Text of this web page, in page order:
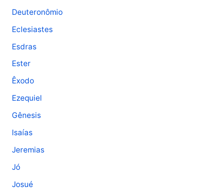
Deuteronômio
Eclesiastes
Esdras
Ester
Êxodo
Ezequiel
Gênesis
Isaías
Jeremias
Jó
Josué